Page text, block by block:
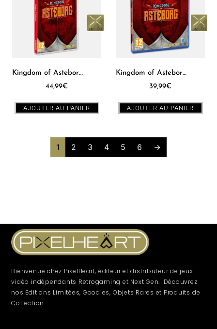
Kingdom of Asteborg SWITCH [EUR] – PXM #15
44,99€
AJOUTER AU PANIER
Kingdom of Asteborg PS5 [EUR] – PXM #15
39,99€
AJOUTER AU PANIER
1 2 3 4 5 6 →
Bienvenue chez PixelHeart, éditeur et distributeur de jeux
vidéo indépendants Retrogaming et Next Gen. Découvrez
nos Editions Limitées, Goodies, Objets Rares et Produits de
Collection.